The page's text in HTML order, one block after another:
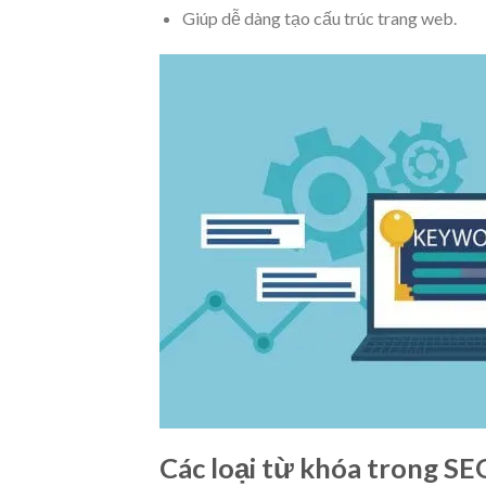
Giúp dễ dàng tạo cấu trúc trang web.
Các loại từ khóa trong